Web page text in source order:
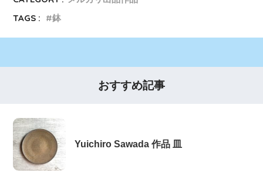
TAGS :
鉢
おすすめ記事
Yuichiro Sawada 作品 皿